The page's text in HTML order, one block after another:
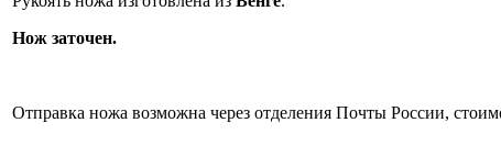
Нож заточен.
Отправка ножа возможна через отделения Почты России,